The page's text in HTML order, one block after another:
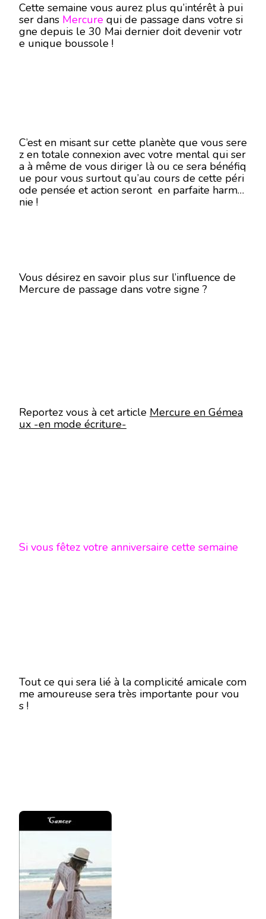
Cette semaine vous aurez plus qu’intérêt à pui
ser dans Mercure qui de passage dans votre si
gne depuis le 30 Mai dernier doit devenir votr
e unique boussole !
C’est en misant sur cette planète que vous sere
z en totale connexion avec votre mental qui ser
a à même de vous diriger là ou ce sera bénéfiq
ue pour vous surtout qu’au cours de cette péri
ode pensée et action seront en parfaite harmo
nie !
Vous désirez en savoir plus sur l’influence de
Mercure de passage dans votre signe ?
Reportez vous à cet article Mercure en Gémea
ux -en mode écriture-
Si vous fêtez votre anniversaire cette semaine
Tout ce qui sera lié à la complicité amicale com
me amoureuse sera très importante pour vou
s !